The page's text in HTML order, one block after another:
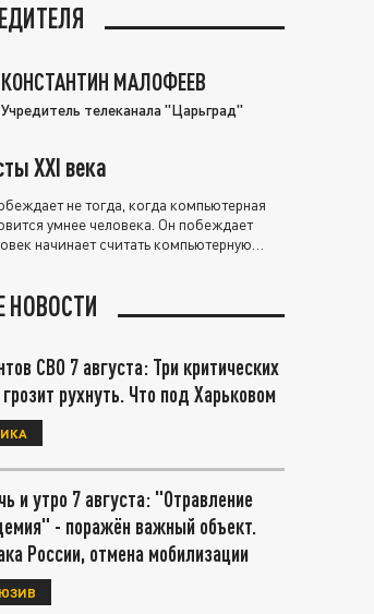
КОНСТАНТИН МАЛОФЕЕВ
Учредитель телеканала "Царьград"
XXI века
не тогда, когда компьютерная
умнее человека. Он побеждает
начинает считать компьютерную
НОВОСТИ
СВО 7 августа: Три критических
рухнуть. Что под Харьковом
и утро 7 августа: "Отравление
- поражён важный объект.
России, отмена мобилизации